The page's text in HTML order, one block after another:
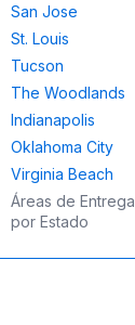
San Jose
St. Louis
Tucson
The Woodlands
Indianapolis
Oklahoma City
Virginia Beach
Áreas de Entrega
por Estado